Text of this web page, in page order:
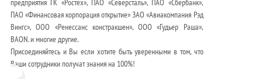
ПАО «Финансовая корпорация открытие» ЗАО «Авиакомпания Рэд
Вингс», ООО «Ренессанс констракшен», ООО «Гудьер Раша»,
BAON. и многие другие.
Присоединяйтесь и Вы если хотите быть уверенными в том, что
Ваши сотрудники получат знания на 100%!